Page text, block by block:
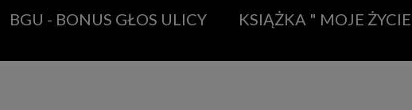
BGU - BONUS GŁOS ULICY KSIĄŻKA " MOJE